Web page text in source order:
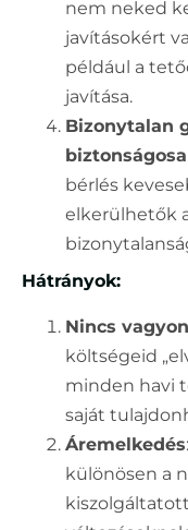
nem neked
javításokért
például a
javítása.
Bizonytalan
bérlés
elkerülhetők
Hátrányok:
Nincs
költségeid
minden havi
saját
Áremelkedés
különösen a